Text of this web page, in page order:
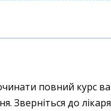
повний курс
Зверніться до